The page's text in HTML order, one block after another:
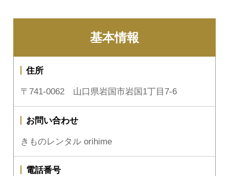
基本情報
住所
〒741-0062 山口県岩国市岩国1丁目7-6
お問い合わせ
きものレンタル orihime
電話番号